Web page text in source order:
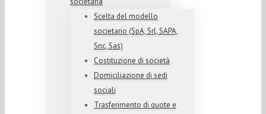
Scelta del modello
societario (SpA, Srl, SAPA,
Snc, Sas)
Costituzione di società
Domiciliazione di sedi
sociali
Trasferimento di quote e